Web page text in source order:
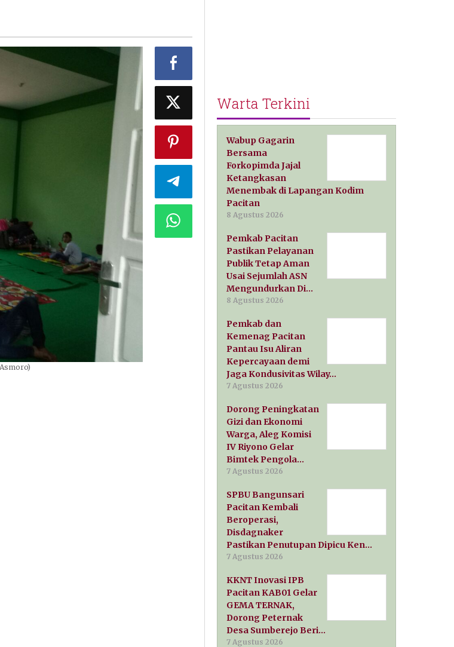
Warta Terkini
Wabup Gagarin
Bersama
Forkopimda Jajal
Ketangkasan
Menembak di Lapangan Kodim
Pacitan
8 Agustus 2026
Pemkab Pacitan
Pastikan Pelayanan
Publik Tetap Aman
Usai Sejumlah ASN
Mengundurkan Di…
8 Agustus 2026
Pemkab dan
Kemenag Pacitan
Pantau Isu Aliran
Kepercayaan demi
Jaga Kondusivitas Wilay…
7 Agustus 2026
Dorong Peningkatan
Gizi dan Ekonomi
Warga, Aleg Komisi
IV Riyono Gelar
Bimtek Pengola…
7 Agustus 2026
SPBU Bangunsari
Pacitan Kembali
Beroperasi,
Disdagnaker
Pastikan Penutupan Dipicu Ken…
7 Agustus 2026
KKNT Inovasi IPB
Pacitan KAB01 Gelar
GEMA TERNAK,
Dorong Peternak
Desa Sumberejo Beri…
7 Agustus 2026